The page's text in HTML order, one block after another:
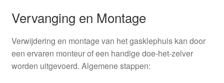
Vervanging en Montage
Verwijdering en montage van het gasklephuis kan door
een ervaren monteur of een handige doe-het-zelver
worden uitgevoerd. Algemene stappen: